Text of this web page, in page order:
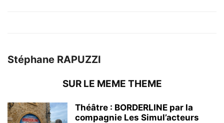
Stéphane RAPUZZI
SUR LE MEME THEME
Théâtre : BORDERLINE par la
compagnie Les Simul’acteurs